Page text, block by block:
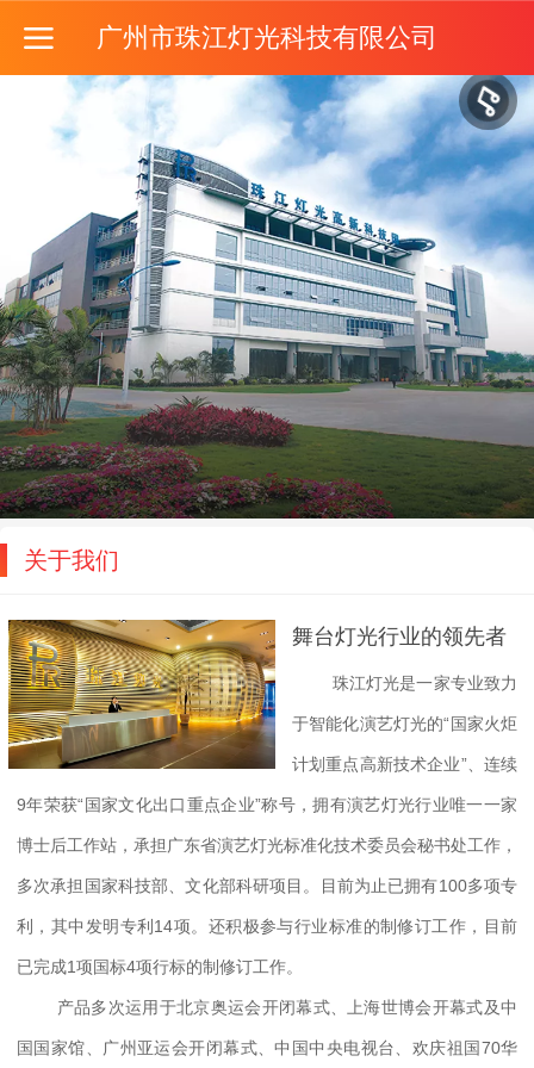
广州市珠江灯光科技有限公司
关于我们
舞台灯光行业的领先者
珠江灯光是一家专业致力
于智能化演艺灯光的“国家火炬
计划重点高新技术企业”、连续
9年荣获“国家文化出口重点企业”称号，拥有演艺灯光行业唯一一家
博士后工作站，承担广东省演艺灯光标准化技术委员会秘书处工作，
多次承担国家科技部、文化部科研项目。目前为止已拥有100多项专
利，其中发明专利14项。还积极参与行业标准的制修订工作，目前
已完成1项国标4项行标的制修订工作。
产品多次运用于北京奥运会开闭幕式、上海世博会开幕式及中
国国家馆、广州亚运会开闭幕式、中国中央电视台、欢庆祖国70华